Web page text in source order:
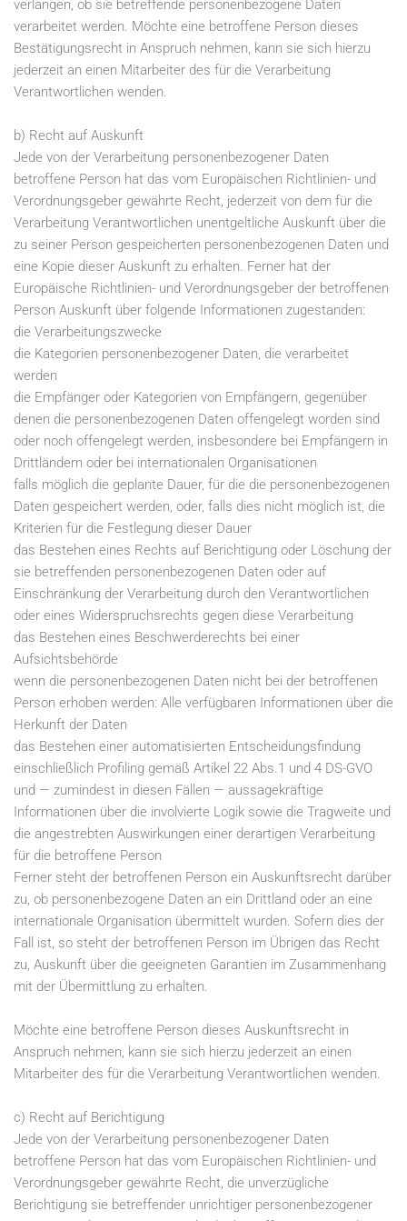
verlangen, ob sie betreffende personenbezogene Daten
verarbeitet werden. Möchte eine betroffene Person dieses
Bestätigungsrecht in Anspruch nehmen, kann sie sich hierzu
jederzeit an einen Mitarbeiter des für die Verarbeitung
Verantwortlichen wenden.
b) Recht auf Auskunft
Jede von der Verarbeitung personenbezogener Daten
betroffene Person hat das vom Europäischen Richtlinien- und
Verordnungsgeber gewährte Recht, jederzeit von dem für die
Verarbeitung Verantwortlichen unentgeltliche Auskunft über die
zu seiner Person gespeicherten personenbezogenen Daten und
eine Kopie dieser Auskunft zu erhalten. Ferner hat der
Europäische Richtlinien- und Verordnungsgeber der betroffenen
Person Auskunft über folgende Informationen zugestanden:
die Verarbeitungszwecke
die Kategorien personenbezogener Daten, die verarbeitet
werden
die Empfänger oder Kategorien von Empfängern, gegenüber
denen die personenbezogenen Daten offengelegt worden sind
oder noch offengelegt werden, insbesondere bei Empfängern in
Drittländern oder bei internationalen Organisationen
falls möglich die geplante Dauer, für die die personenbezogenen
Daten gespeichert werden, oder, falls dies nicht möglich ist, die
Kriterien für die Festlegung dieser Dauer
das Bestehen eines Rechts auf Berichtigung oder Löschung der
sie betreffenden personenbezogenen Daten oder auf
Einschränkung der Verarbeitung durch den Verantwortlichen
oder eines Widerspruchsrechts gegen diese Verarbeitung
das Bestehen eines Beschwerderechts bei einer
Aufsichtsbehörde
wenn die personenbezogenen Daten nicht bei der betroffenen
Person erhoben werden: Alle verfügbaren Informationen über die
Herkunft der Daten
das Bestehen einer automatisierten Entscheidungsfindung
einschließlich Profiling gemäß Artikel 22 Abs.1 und 4 DS-GVO
und — zumindest in diesen Fällen — aussagekräftige
Informationen über die involvierte Logik sowie die Tragweite und
die angestrebten Auswirkungen einer derartigen Verarbeitung
für die betroffene Person
Ferner steht der betroffenen Person ein Auskunftsrecht darüber
zu, ob personenbezogene Daten an ein Drittland oder an eine
internationale Organisation übermittelt wurden. Sofern dies der
Fall ist, so steht der betroffenen Person im Übrigen das Recht
zu, Auskunft über die geeigneten Garantien im Zusammenhang
mit der Übermittlung zu erhalten.
Möchte eine betroffene Person dieses Auskunftsrecht in
Anspruch nehmen, kann sie sich hierzu jederzeit an einen
Mitarbeiter des für die Verarbeitung Verantwortlichen wenden.
c) Recht auf Berichtigung
Jede von der Verarbeitung personenbezogener Daten
betroffene Person hat das vom Europäischen Richtlinien- und
Verordnungsgeber gewährte Recht, die unverzügliche
Berichtigung sie betreffender unrichtiger personenbezogener